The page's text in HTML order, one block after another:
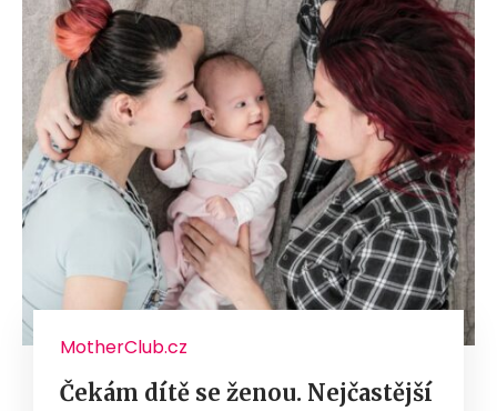
MotherClub.cz
Čekám dítě se ženou. Nejčastější